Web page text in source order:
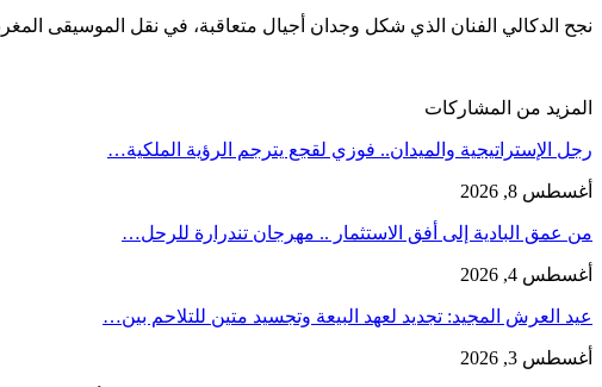
نجح الدكالي الفنان الذي شكل وجدان أجيال متعاقبة، في نقل الموسيقى
المزيد من المشاركات
رجل الإستراتيجية والميدان.. فوزي لقجع يترجم الرؤية الملكية…
أغسطس 8, 2026
من عمق البادية إلى أفق الاستثمار .. مهرجان تندرارة للرحل…
أغسطس 4, 2026
عيد العرش المجيد: تجديد لعهد البيعة وتجسيد متين للتلاحم بين…
أغسطس 3, 2026